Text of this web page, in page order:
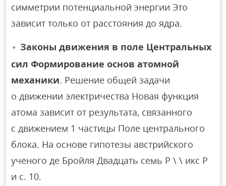
симметрии потенциальной энергии Это
зависит только от расстояния до ядра.
Законы движения в поле Центральных
сил Формирование основ атомной
механики. Решение общей задачи
о движении электричества Новая функция
атома зависит от результата, связанного
с движением 1 частицы Поле центрального
блока. На основе гипотезы австрийского
ученого де Бройля Двадцать семь Р \ \ икс P
и c. 10.